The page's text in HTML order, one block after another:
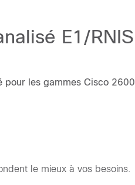
E1/
pour les gammes Cisco
le mieux à vos besoins.